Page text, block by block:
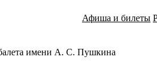
Афиша и билеты
имени А. С. Пушкина